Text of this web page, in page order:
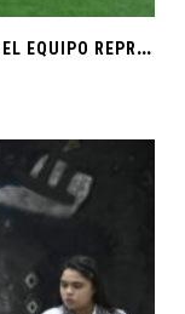
F
CC REALIZA TRYOUTS PARA INTEGRAR EL EQUIPO REPRESENTATIVO DE FÚTBOL SOCCER